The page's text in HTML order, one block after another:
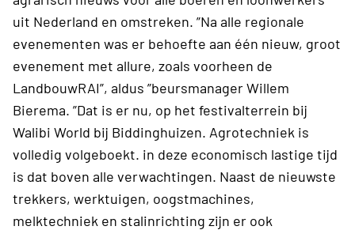
uit Nederland en omstreken. ”Na alle regionale
evenementen was er behoefte aan één nieuw, groot
evenement met allure, zoals voorheen de
LandbouwRAI”, aldus ”beursmanager Willem
Bierema. ”Dat is er nu, op het festivalterrein bij
Walibi World bij Biddinghuizen. Agrotechniek is
volledig volgeboekt. in deze economisch lastige tijd
is dat boven alle verwachtingen. Naast de nieuwste
trekkers, werktuigen, oogstmachines,
melktechniek en stalinrichting zijn er ook